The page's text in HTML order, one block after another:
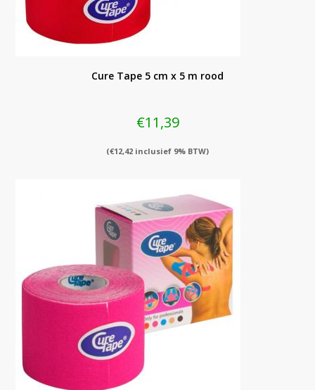
Cure Tape 5 cm x 5 m rood
€11,39
(€12,42 inclusief 9% BTW)